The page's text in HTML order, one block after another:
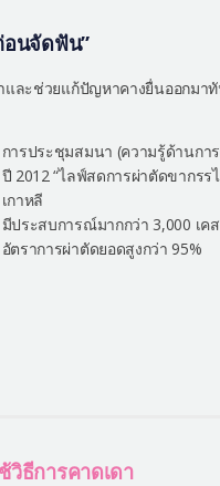
อนจัดฟัน”
และช่วยแก้ปัญหาคางยื่นออกมา
การประชุมสมนา (ความรู้ด้านกา
ปี 2012 “ไลฟ์สดการผ่าตัดขากรร
เกาหลี
มีประสบการณ์มากกว่า 3,000 เคส
อัตราการผ่าตัดยอดสูงกว่า 95%
วิธีการคาดเดา